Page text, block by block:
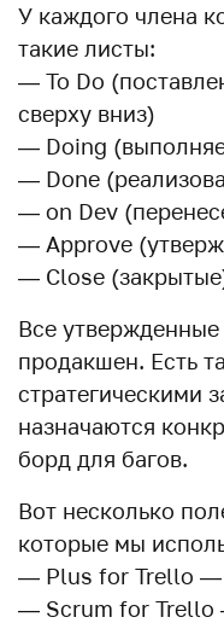
У каждого члена
такие листы:
— To Do
сверху вниз)
— Doing
— Done
— on Dev
— Approve
— Close
Все утвержденные
продакшен. Есть
стратегическими
назначаются
борд для багов.
Вот несколько
которые мы
— Plus for Trello —
— Scrum for Trello